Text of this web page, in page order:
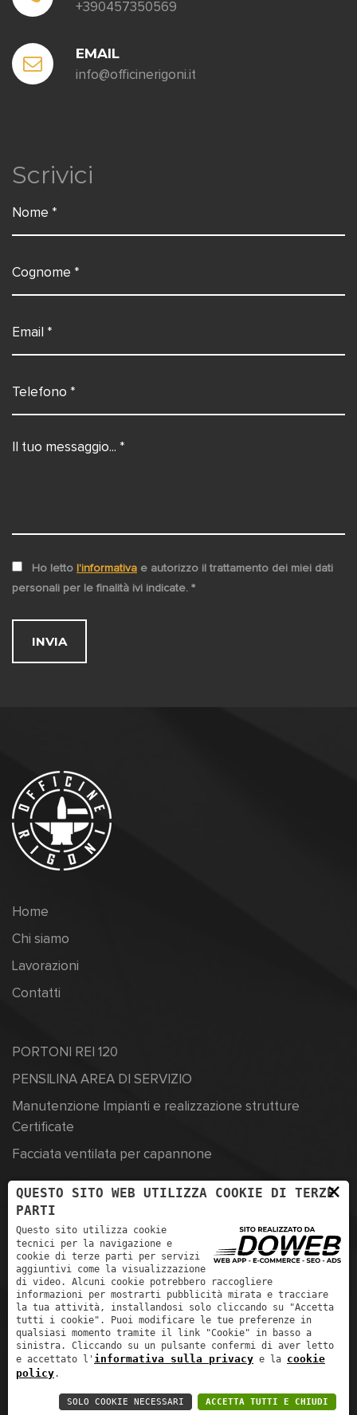
+390457350569
EMAIL
info@officinerigoni.it
Scrivici
Ho letto l'informativa e autorizzo il trattamento dei miei dati
personali per le finalità ivi indicate. *
INVIA
Home
Chi siamo
Lavorazioni
Contatti
PORTONI REI 120
PENSILINA AREA DI SERVIZIO
Manutenzione Impianti e realizzazione strutture
Certificate
Facciata ventilata per capannone
Strada San Pierino Z.A.I., 5, 37060 Trevenzuolo, VR
+390457350569
info@officinerigoni.it
Cap sociale 10000 -Privacy policy-siti web verona
×
QUESTO SITO WEB UTILIZZA COOKIE DI TERZE
PARTI
Questo sito utilizza cookie
tecnici per la navigazione e
cookie di terze parti per servizi
aggiuntivi come la visualizzazione
di video. Alcuni cookie potrebbero raccogliere
informazioni per mostrarti pubblicità mirata e tracciare
la tua attività, installandosi solo cliccando su "Accetta
tutti i cookie". Puoi modificare le tue preferenze in
qualsiasi momento tramite il link "Cookie" in basso a
sinistra. Cliccando su un pulsante confermi di aver letto
e accettato l' informativa sulla privacy e la cookie
policy.
ACCETTA TUTTI E CHIUDI
SOLO COOKIE NECESSARI